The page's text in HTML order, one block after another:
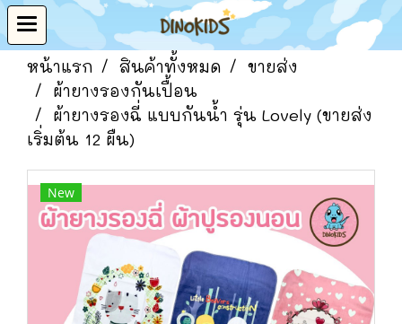
หน้าแรก สินค้าทั้งหมด
ขายส่ง
ผ้ายางรองกันเปื้อน
ผ้ายางรองฉี่ แบบกันน้ำ รุ่น Lovely (ขายส่ง
เริ่มต้น 12 ผืน)
New